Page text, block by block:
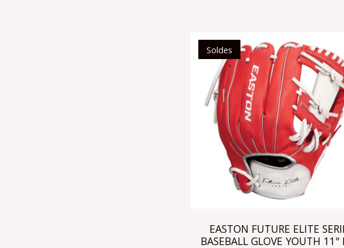
Soldes
EASTON FUTURE ELITE
BASEBALL GLOVE YOUTH 11"